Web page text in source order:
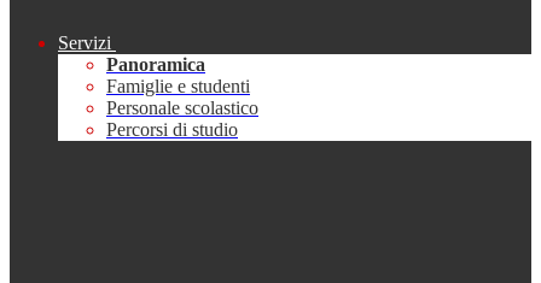
Servizi
Panoramica
Famiglie e studenti
Personale scolastico
Percorsi di studio